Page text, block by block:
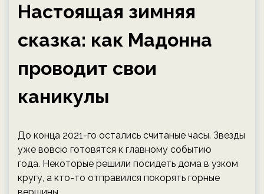
Настоящая зимняя
сказка: как Мадонна
проводит свои
каникулы
До конца 2021-го остались считаные часы. Звезды
уже вовсю готовятся к главному событию
года. Некоторые решили посидеть дома в узком
кругу, а кто-то отправился покорять горные